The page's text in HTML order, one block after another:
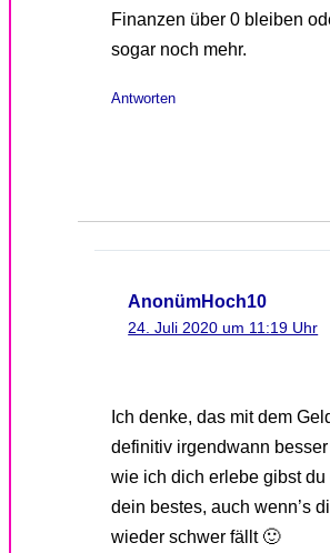
Finanzen über 0 bleiben
sogar noch mehr.
Antworten
AnonümHoch10
24. Juli 2020 um 11:19 Uhr
Ich denke, das mit dem
definitiv irgendwann
wie ich dich erlebe gibst
dein bestes, auch wenn’s
wieder schwer fällt 🙂